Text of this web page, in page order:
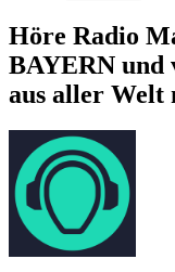
Höre Radio
BAYERN und
aus aller Welt